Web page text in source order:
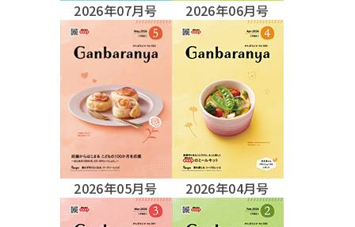
2026年07月号 2026年06月号
2026年05月号 2026年04月号